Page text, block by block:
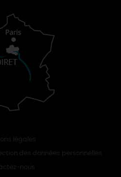
légales
des données personnelles
nous